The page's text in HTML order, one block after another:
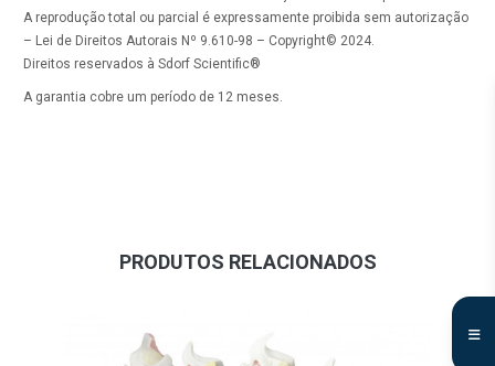
A reprodução total ou parcial é expressamente proibida sem autorização
– Lei de Direitos Autorais Nº 9.610-98 – Copyright© 2024.
Direitos reservados à Sdorf Scientific®
A garantia cobre um período de 12 meses.
PRODUTOS RELACIONADOS